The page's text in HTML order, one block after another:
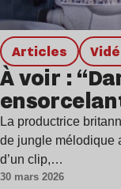
Articles
À voir :
La productrice
de jungle mélodique
d’un clip,…
30 mars 2026